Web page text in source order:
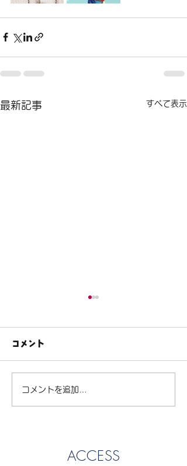
最新記事 すべて表示
【STEAM DAY】作って
コメント
コメントを追加…
ACCESS